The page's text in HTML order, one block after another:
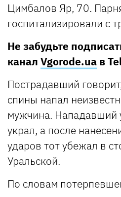
Цимбалов Яр, 70.
госпитализировали с
Не забудьте
канал Vgorode.ua в
Пострадавший
спины напал
мужчина. Нападавший
украл, а после
ударов тот убежал в
Уральской.
По словам